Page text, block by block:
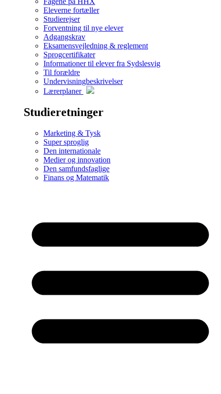
Eleverne fortæller
Studierejser
Forventning til nye elever
Adgangskrav
Eksamensvejledning & reglement
Sprogcertifikater
Informationer til elever fra Sydslesvig
Til forældre
Undervisningbeskrivelser
Lærerplaner
Studieretninger
Marketing & Tysk
Super sproglig
Den internationale
Medier og innovation
Den samfundsfaglige
Finans og Matematik